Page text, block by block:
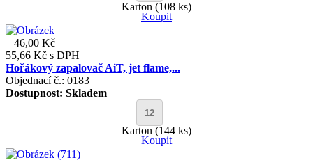
Karton (108 ks)
Koupit
46,00 Kč
55,66 Kč s DPH
Hořákový zapalovač AiT, jet flame,...
Objednací č.: 0183
Dostupnost: Skladem
Karton (144 ks)
Koupit